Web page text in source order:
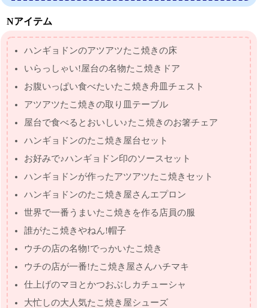
Nアイテム
ハンギョドンのアツアツたこ焼きの床
いらっしゃい!屋台の名物たこ焼きドア
お腹いっぱい食べたいたこ焼き舟皿チェスト
アツアツたこ焼きの取り皿テーブル
屋台で食べるとおいしい♪たこ焼きのお箸チェア
ハンギョドンのたこ焼き屋台セット
お好みで♪ハンギョドン印のソースセット
ハンギョドンが作ったアツアツたこ焼きセット
ハンギョドンのたこ焼き屋さんエプロン
世界で一番うまいたこ焼きを作る店員の服
誰がたこ焼きやねん!帽子
ウチの店の名物!でっかいたこ焼き
ウチの店が一番!たこ焼き屋さんハチマキ
仕上げのマヨとかつおぶしカチューシャ
大忙しの大人気たこ焼き屋シューズ